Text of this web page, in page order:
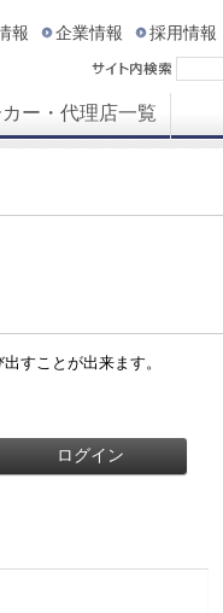
報 企業情報 採用情報
カー・代理店一覧
すことが出来ます。